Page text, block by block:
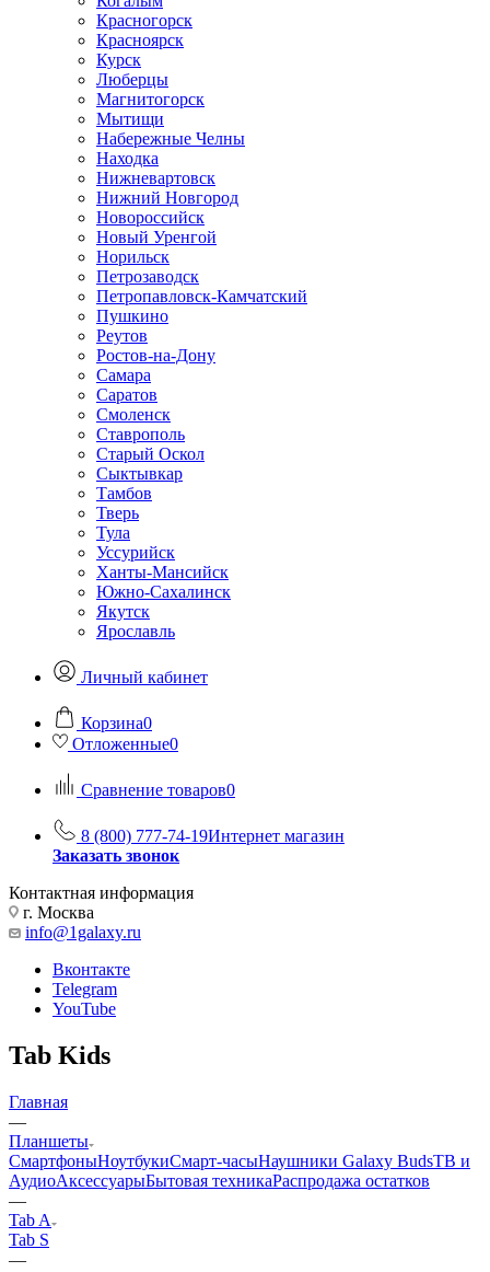
Красногорск
Красноярск
Курск
Люберцы
Магнитогорск
Мытищи
Набережные Челны
Находка
Нижневартовск
Нижний Новгород
Новороссийск
Новый Уренгой
Норильск
Петрозаводск
Петропавловск-Камчатский
Пушкино
Реутов
Ростов-на-Дону
Самара
Саратов
Смоленск
Ставрополь
Старый Оскол
Сыктывкар
Тамбов
Тверь
Тула
Уссурийск
Ханты-Мансийск
Южно-Сахалинск
Якутск
Ярославль
Личный кабинет
Корзина0
Отложенные0
Сравнение товаров0
8 (800) 777-74-19Интернет магазин
Заказать звонок
Контактная информация
г. Москва
info@1galaxy.ru
Вконтакте
Telegram
YouTube
Tab Kids
Главная
—
Планшеты
СмартфоныНоутбукиСмарт-часыНаушники Galaxy BudsТВ и
АудиоАксессуарыБытовая техникаРаспродажа остатков
—
Tab A
Tab S
—